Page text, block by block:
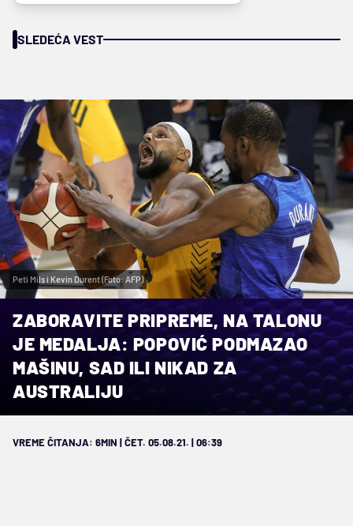
SLEDEĆA VEST
Peti Mils i Kevin Durent (Foto: AFP)
ZABORAVITE PRIPREME, NA TALONU
JE MEDALJA: POPOVIĆ PODMAZAO
MAŠINU, SAD ILI NIKAD ZA
AUSTRALIJU
VREME ČITANJA: 6MIN | ČET. 05.08.21. | 06:39